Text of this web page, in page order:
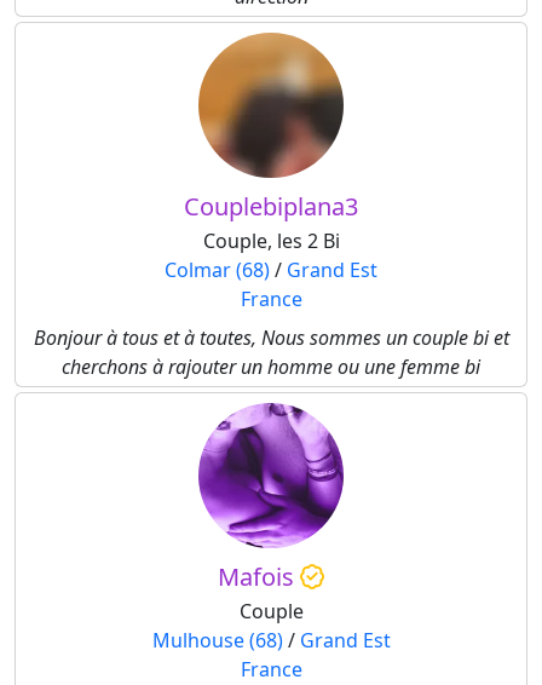
Couplebiplana3
Couple, les 2 Bi
Colmar (68)/ Grand Est
France
Bonjour à tous et à toutes, Nous sommes un couple bi et
cherchons à rajouter un homme ou une femme bi
Mafois
Couple
Mulhouse (68)/ Grand Est
France